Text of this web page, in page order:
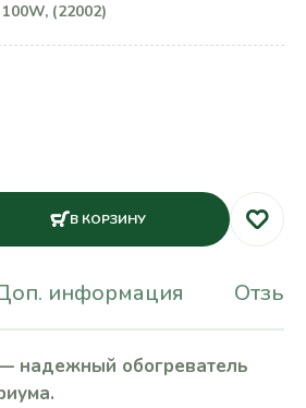
(22002)
В КОРЗИНУ
информация
надежный обогреватель